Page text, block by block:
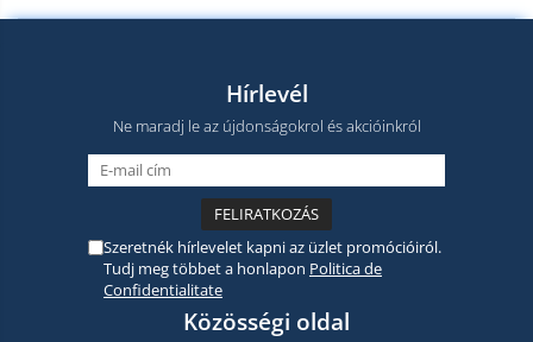
Hírlevél
Ne maradj le az újdonságokrol és akcióinkról
Szeretnék hírlevelet kapni az üzlet promócióiról.
Tudj meg többet a honlapon Politica de
Confidentialitate
Közösségi oldal